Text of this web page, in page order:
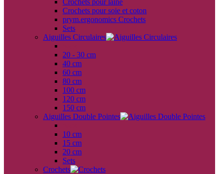
Crochets pour laine
Crochets pour soie et coton
prym.ergonomics Crochets
Sets
Aiguilles Circulaires
20 - 30 cm
40 cm
60 cm
80 cm
100 cm
120 cm
150 cm
Aiguilles Double Pointes
10 cm
15 cm
20 cm
Sets
Crochets